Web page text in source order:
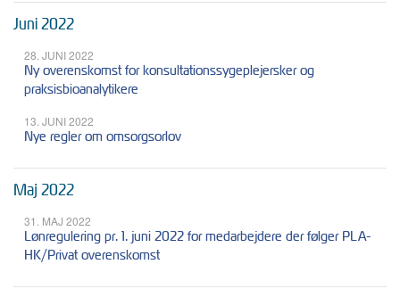
Juni 2022
28. JUNI 2022
Ny overenskomst for konsultationssygeplejersker og
praksisbioanalytikere
13. JUNI 2022
Nye regler om omsorgsorlov
Maj 2022
31. MAJ 2022
Lønregulering pr. 1. juni 2022 for medarbejdere der følger PLA-
HK/Privat overenskomst